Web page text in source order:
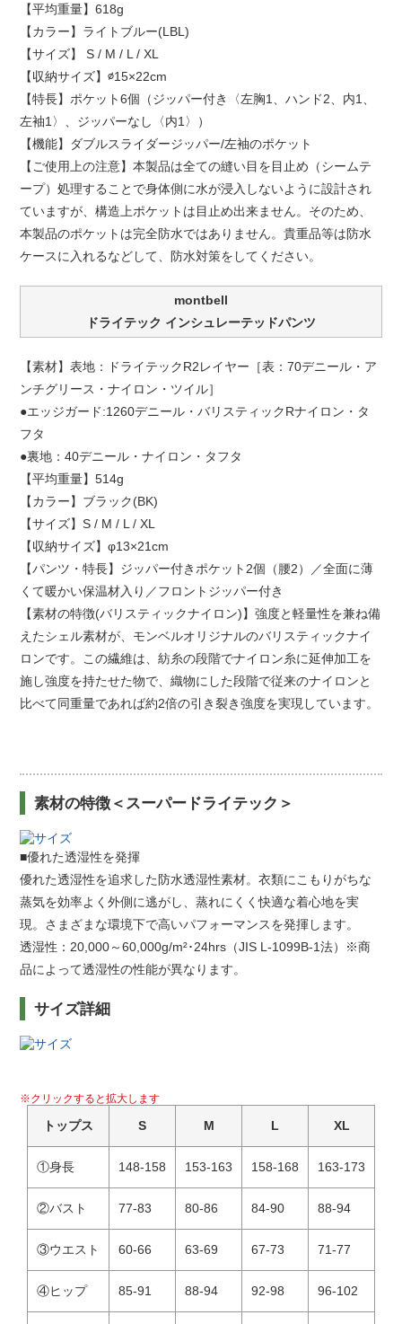
【平均重量】618g
【カラー】ライトブルー(LBL)
【サイズ】 S / M / L / XL
【収納サイズ】∅15×22cm
【特長】ポケット6個（ジッパー付き〈左胸1、ハンド2、内1、
左袖1〉、ジッパーなし〈内1〉）
【機能】ダブルスライダージッパー/左袖のポケット
【ご使用上の注意】本製品は全ての縫い目を目止め（シームテ
ープ）処理することで身体側に水が浸入しないように設計され
ていますが、構造上ポケットは目止め出来ません。そのため、
本製品のポケットは完全防水ではありません。貴重品等は防水
ケースに入れるなどして、防水対策をしてください。
montbell
ドライテック インシュレーテッドパンツ
【素材】表地：ドライテックR2レイヤー［表：70デニール・ア
ンチグリース・ナイロン・ツイル］
●エッジガード:1260デニール・バリスティックRナイロン・タ
フタ
●裏地：40デニール・ナイロン・タフタ
【平均重量】514g
【カラー】ブラック(BK)
【サイズ】S / M / L / XL
【収納サイズ】φ13×21cm
【パンツ・特長】ジッパー付きポケット2個（腰2）／全面に薄
くて暖かい保温材入り／フロントジッパー付き
【素材の特徴(バリスティックナイロン)】強度と軽量性を兼ね備
えたシェル素材が、モンベルオリジナルのバリスティックナイ
ロンです。この繊維は、紡糸の段階でナイロン糸に延伸加工を
施し強度を持たせた物で、織物にした段階で従来のナイロンと
比べて同重量であれば約2倍の引き裂き強度を実現しています。
素材の特徴＜スーパードライテック＞
■優れた透湿性を発揮
優れた透湿性を追求した防水透湿性素材。衣類にこもりがちな
蒸気を効率よく外側に逃がし、蒸れにくく快適な着心地を実
現。さまざまな環境下で高いパフォーマンスを発揮します。
透湿性：20,000～60,000g/m²･24hrs（JIS L-1099B-1法）※商
品によって透湿性の性能が異なります。
サイズ詳細
※クリックすると拡大します
トップス S M L XL
①身長 148-158 153-163 158-168 163-173
②バスト 77-83 80-86 84-90 88-94
③ウエスト 60-66 63-69 67-73 71-77
④ヒップ 85-91 88-94 92-98 96-102